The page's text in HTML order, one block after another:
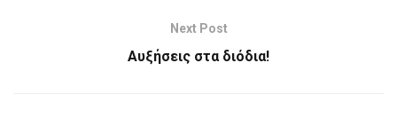
Next Post
Aυξήσεις στα διόδια!